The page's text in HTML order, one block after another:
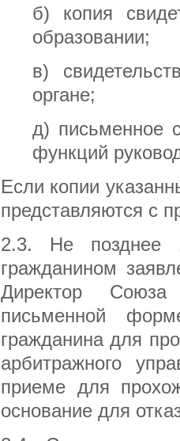
б) копия
образовании;
в)
органе;
д) письменное
функций
Если копии
представляются с
2.3. Не позднее
гражданином
Директор
письменной
гражданина для
арбитражного
приеме для
основание для